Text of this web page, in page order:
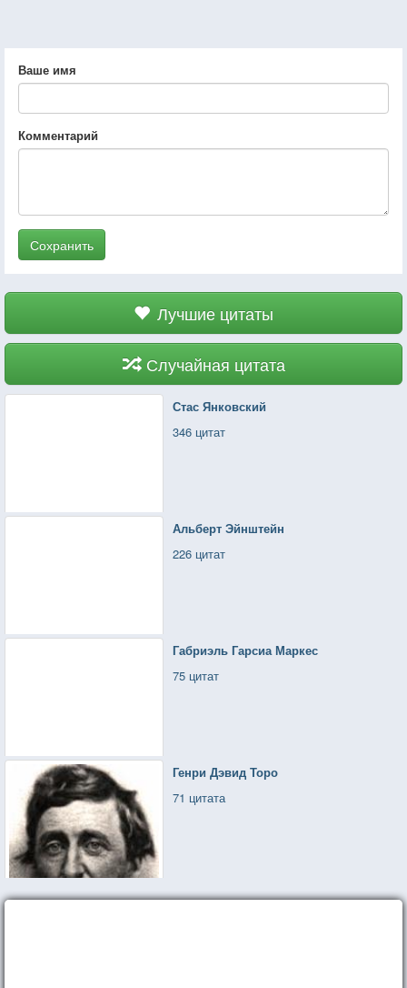
Ваше имя
Комментарий
Сохранить
Лучшие цитаты
Случайная цитата
Стас Янковский
346 цитат
Альберт Эйнштейн
226 цитат
Габриэль Гарсиа Маркес
75 цитат
Генри Дэвид Торо
71 цитата